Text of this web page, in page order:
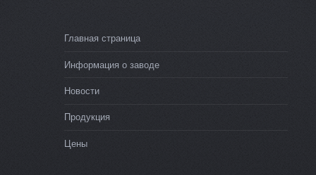
Главная страница
Информация о заводе
Новости
Продукция
Цены